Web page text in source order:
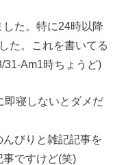
た。特に24時以降
た。これを書いてる
31-Am1時ちょうど)
即寝しないとダメだ
びりと雑記記事を
ですけど(笑)